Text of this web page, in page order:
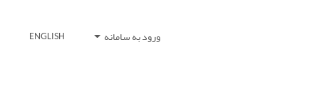
ورود به سامانه ENGLISH